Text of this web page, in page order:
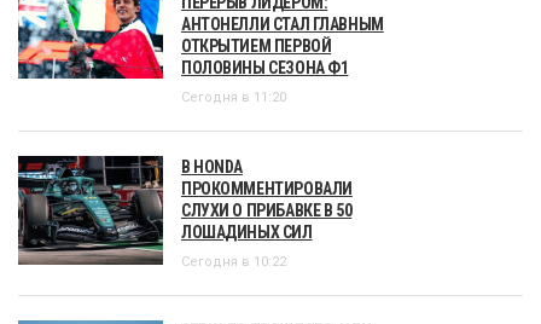
АНТОНЕЛЛИ СТАЛ ГЛАВНЫМ
ОТКРЫТИЕМ ПЕРВОЙ
ПОЛОВИНЫ СЕЗОНА Ф1
Сегодня в 11:20
В HONDA
ПРОКОММЕНТИРОВАЛИ
СЛУХИ О ПРИБАВКЕ В 50
ЛОШАДИНЫХ СИЛ
Сегодня в 10:22